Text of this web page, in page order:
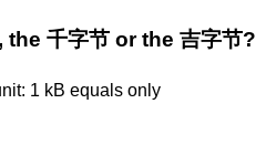
千字节 or the 吉字节?
1 kB equals only